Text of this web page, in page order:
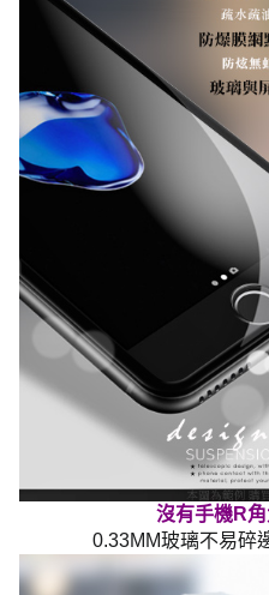
沒有手機R
0.33MM玻璃不易碎